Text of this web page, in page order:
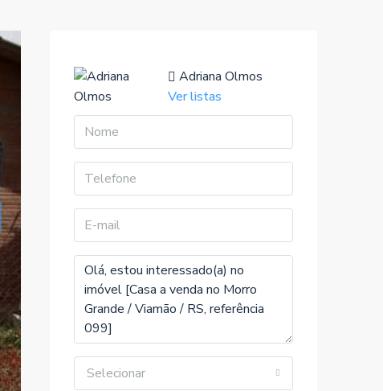
Adriana Olmos
Ver listas
Selecionar